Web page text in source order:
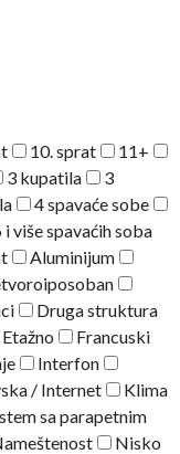
10. sprat
11+
3 kupatila
3
4 spavaće sobe
i više spavaćih soba
Aluminijum
Druga struktura
Etažno
Francuski
Interfon
/ Internet
Klima
sa parapetnim
Nisko